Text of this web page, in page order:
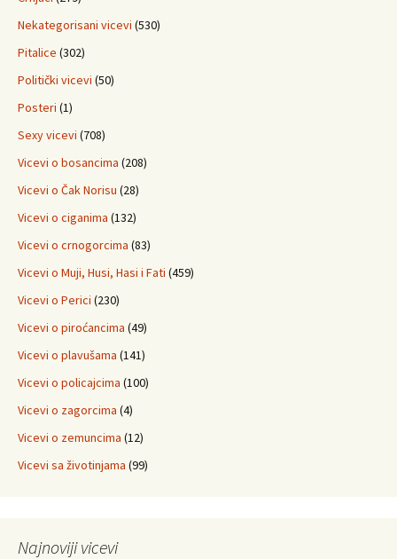
Nekategorisani vicevi (530)
Pitalice (302)
Politički vicevi (50)
Posteri (1)
Sexy vicevi (708)
Vicevi o bosancima (208)
Vicevi o Čak Norisu (28)
Vicevi o ciganima (132)
Vicevi o crnogorcima (83)
Vicevi o Muji, Husi, Hasi i Fati (459)
Vicevi o Perici (230)
Vicevi o piroćancima (49)
Vicevi o plavušama (141)
Vicevi o policajcima (100)
Vicevi o zagorcima (4)
Vicevi o zemuncima (12)
Vicevi sa životinjama (99)
Najnoviji vicevi